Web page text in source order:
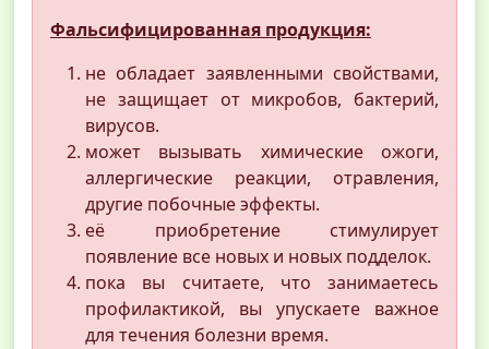
Фальсифицированная продукция:
не обладает заявленными свойствами,
не защищает от микробов, бактерий,
вирусов.
может вызывать химические ожоги,
аллергические реакции, отравления,
другие побочные эффекты.
её приобретение стимулирует
появление все новых и новых подделок.
пока вы считаете, что занимаетесь
профилактикой, вы упускаете важное
для течения болезни время.